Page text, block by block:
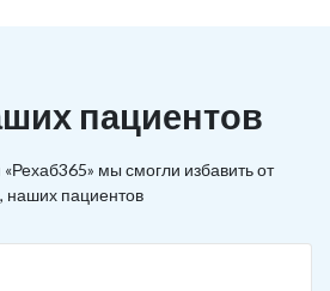
пациентов
мы смогли избавить от
наших пациентов